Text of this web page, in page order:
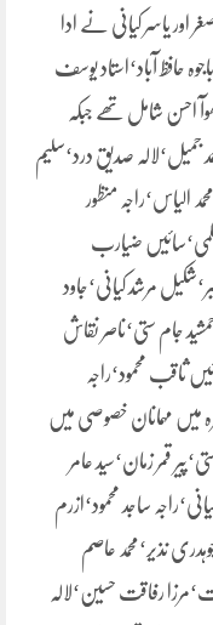
اور یاسر کیانی نے ادا
حافظ آباد‘استاد یوسف
احسن شامل تھے جبکہ
جمیل‘لالہ صدیق درد‘سلیم
الیاس‘راجہ منظور
ضیارب
مرشد کیانی‘جاود
جام ستی‘ناصر نقاش
ثاقب محمود‘راجہ
میں مہمانان خصوصی میں
قمر زمان‘سید عامر
ساجد محمود‘ازرم
نذیر‘محمد عاصم
رفاقت حسین‘لالہ